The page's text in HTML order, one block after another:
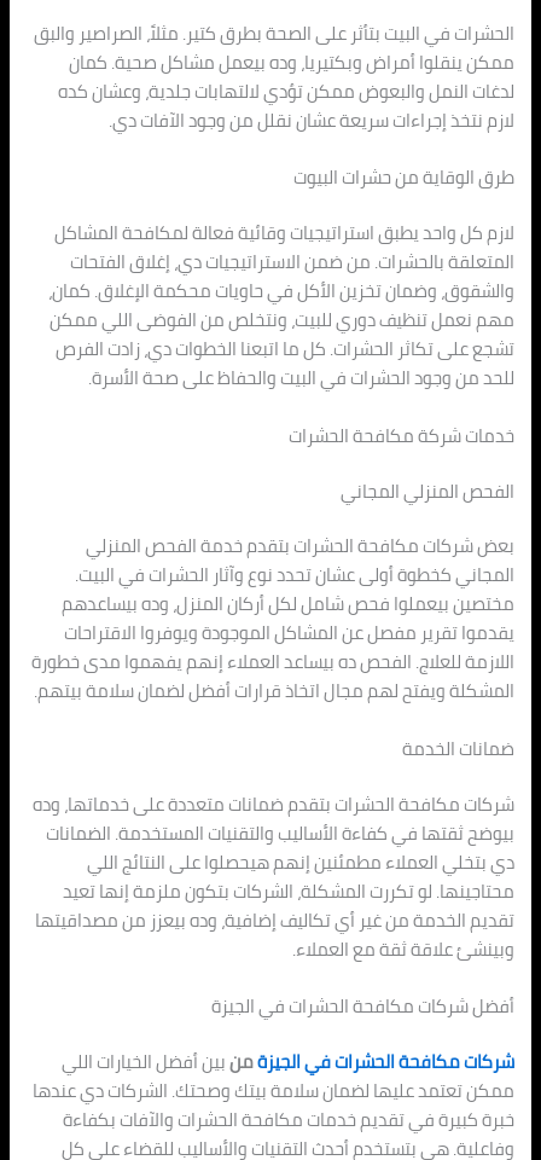
الحشرات في البيت بتأثر على الصحة بطرق كتير. مثلاً، الصراصير والبق
ممكن ينقلوا أمراض وبكتيريا، وده بيعمل مشاكل صحية. كمان
لدغات النمل والبعوض ممكن تؤدي لالتهابات جلدية، وعشان كده
لازم نتخذ إجراءات سريعة عشان نقلل من وجود الآفات دي.
طرق الوقاية من حشرات البيوت
لازم كل واحد يطبق استراتيجيات وقائية فعالة لمكافحة المشاكل
المتعلقة بالحشرات. من ضمن الاستراتيجيات دي، إغلاق الفتحات
والشقوق، وضمان تخزين الأكل في حاويات محكمة الإغلاق. كمان،
مهم نعمل تنظيف دوري للبيت، ونتخلص من الفوضى اللي ممكن
تشجع على تكاثر الحشرات. كل ما اتبعنا الخطوات دي، زادت الفرص
للحد من وجود الحشرات في البيت والحفاظ على صحة الأسرة.
خدمات شركة مكافحة الحشرات
الفحص المنزلي المجاني
بعض شركات مكافحة الحشرات بتقدم خدمة الفحص المنزلي
المجاني كخطوة أولى عشان تحدد نوع وآثار الحشرات في البيت.
مختصين بيعملوا فحص شامل لكل أركان المنزل، وده بيساعدهم
يقدموا تقرير مفصل عن المشاكل الموجودة ويوفروا الاقتراحات
اللازمة للعلاج. الفحص ده بيساعد العملاء إنهم يفهموا مدى خطورة
المشكلة ويفتح لهم مجال اتخاذ قرارات أفضل لضمان سلامة بيتهم.
ضمانات الخدمة
شركات مكافحة الحشرات بتقدم ضمانات متعددة على خدماتها، وده
بيوضح ثقتها في كفاءة الأساليب والتقنيات المستخدمة. الضمانات
دي بتخلي العملاء مطمئنين إنهم هيحصلوا على النتائج اللي
محتاجينها. لو تكررت المشكلة، الشركات بتكون ملزمة إنها تعيد
تقديم الخدمة من غير أي تكاليف إضافية، وده بيعزز من مصداقيتها
وبينشئ علاقة ثقة مع العملاء.
أفضل شركات مكافحة الحشرات في الجيزة
شركات مكافحة الحشرات في الجيزةمنبين أفضل الخيارات اللي
ممكن تعتمد عليها لضمان سلامة بيتك وصحتك. الشركات دي عندها
خبرة كبيرة في تقديم خدمات مكافحة الحشرات والآفات بكفاءة
وفاعلية. هي بتستخدم أحدث التقنيات والأساليب للقضاء على كل